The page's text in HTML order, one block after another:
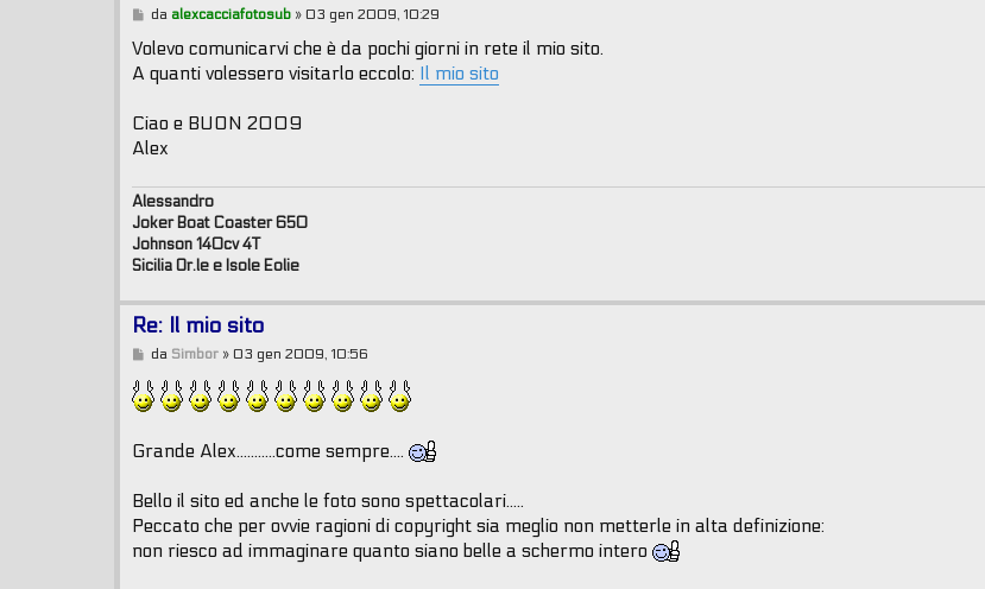
M
s
a
g
i
o
da alexcacciafotosub» 03 gen 2009, 10:29
Volevo comunicarvi che è da pochi giorni in rete il mio sito.
A quanti volessero visitarlo eccolo: Il mio sito
Ciao e BUON 2009
Alex
Alessandro
Joker Boat Coaster 650
Johnson 140cv 4T
Sicilia Or.le e Isole Eolie
Re: Il mio sito
M
s
s
g
da Simbor» 03 gen 2009, 10:56
Grande Alex...........come sempre....
Bello il sito ed anche le foto sono spettacolari.....
Peccato che per ovvie ragioni di copyright sia meglio non metterle in alta definizione:
non riesco ad immaginare quanto siano belle a schermo intero